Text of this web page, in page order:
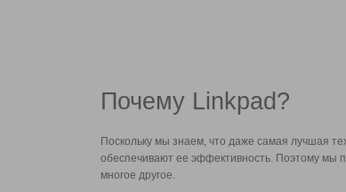
Почему Linkpad?
Поскольку мы знаем, что даже самая лучшая
обеспечивают ее эффективность. Поэтому мы
многое другое.